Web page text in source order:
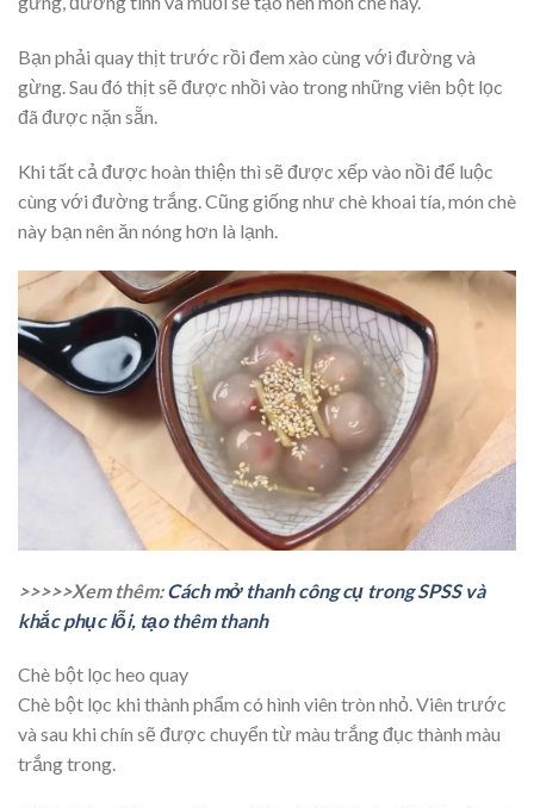
Bạn phải quay thịt trước rồi đem xào cùng với đường và
gừng. Sau đó thịt sẽ được nhồi vào trong những viên bột lọc
đã được nặn sẵn.
Khi tất cả được hoàn thiện thì sẽ được xếp vào nồi để luộc
cùng với đường trắng. Cũng giống như chè khoai tía, món chè
này bạn nên ăn nóng hơn là lạnh.
>>>>>Xem thêm:Cách mở thanh công cụ trong SPSS và
khắc phục lỗi, tạo thêm thanh
Chè bột lọc heo quay
Chè bột lọc khi thành phẩm có hình viên tròn nhỏ. Viên trước
và sau khi chín sẽ được chuyển từ màu trắng đục thành màu
trắng trong.